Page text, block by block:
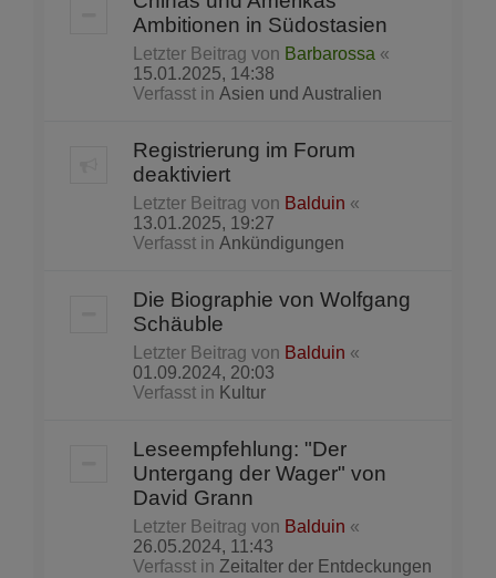
Ambitionen in Südostasien
Letzter Beitrag von Barbarossa «
15.01.2025, 14:38
Verfasst in Asien und Australien
Registrierung im Forum
deaktiviert
Letzter Beitrag von Balduin «
13.01.2025, 19:27
Verfasst in Ankündigungen
Die Biographie von Wolfgang
Schäuble
Letzter Beitrag von Balduin «
01.09.2024, 20:03
Verfasst in Kultur
Leseempfehlung: "Der
Untergang der Wager" von
David Grann
Letzter Beitrag von Balduin «
26.05.2024, 11:43
Verfasst in Zeitalter der Entdeckungen